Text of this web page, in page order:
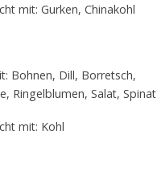
mit: Gurken, Chinakohl
Bohnen, Dill, Borretsch,
Ringelblumen, Salat, Spinat
mit: Kohl